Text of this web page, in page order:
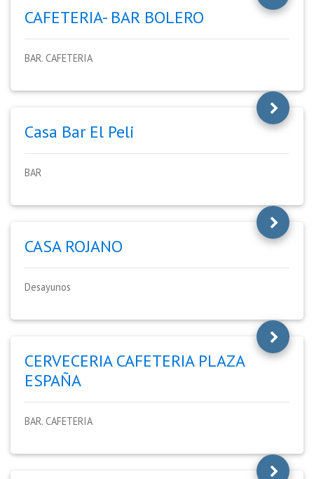
CAFETERIA- BAR BOLERO
BAR. CAFETERIA
Casa Bar El Peli
BAR
CASA ROJANO
Desayunos
CERVECERIA CAFETERIA PLAZA
ESPAÑA
BAR. CAFETERIA